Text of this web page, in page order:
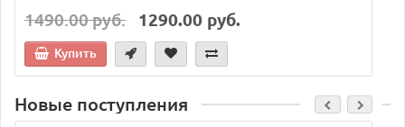
1490.00 руб. 1290.00 руб.
Купить
Новые поступления